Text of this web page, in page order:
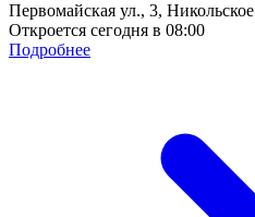
Первомайская ул., 3, Никольское
Откроется сегодня в 08:00
Подробнее